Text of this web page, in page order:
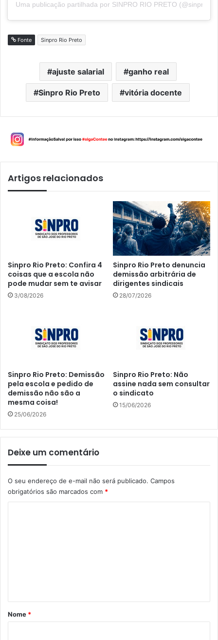
Uma publicação partilhada por SINPRO RIO PRETO
Fonte Sinpro Rio Preto
ajuste salarial ganho real
Sinpro Rio Preto vitória docente
Artigos relacionados
Sinpro Rio Preto: Confira 4
coisas que a escola não
pode mudar sem te avisar
3/08/2026
Sinpro Rio Preto denuncia
demissão arbitrária de
dirigentes sindicais
28/07/2026
Sinpro Rio Preto: Demissão
pela escola e pedido de
demissão não são a
mesma coisa!
25/06/2026
Sinpro Rio Preto: Não
assine nada sem consultar
o sindicato
15/06/2026
Deixe um comentário
O seu endereço de e-mail não será publicado. Campos
obrigatórios são marcados com *
rNome *